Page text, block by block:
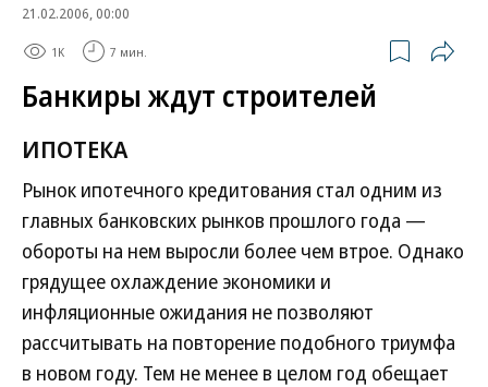
21.02.2006, 00:00
1K 7 мин.
Банкиры ждут строителей
ИПОТЕКА
Рынок ипотечного кредитования стал одним из
главных банковских рынков прошлого года —
обороты на нем выросли более чем втрое. Однако
грядущее охлаждение экономики и
инфляционные ожидания не позволяют
рассчитывать на повторение подобного триумфа
в новом году. Тем не менее в целом год обещает